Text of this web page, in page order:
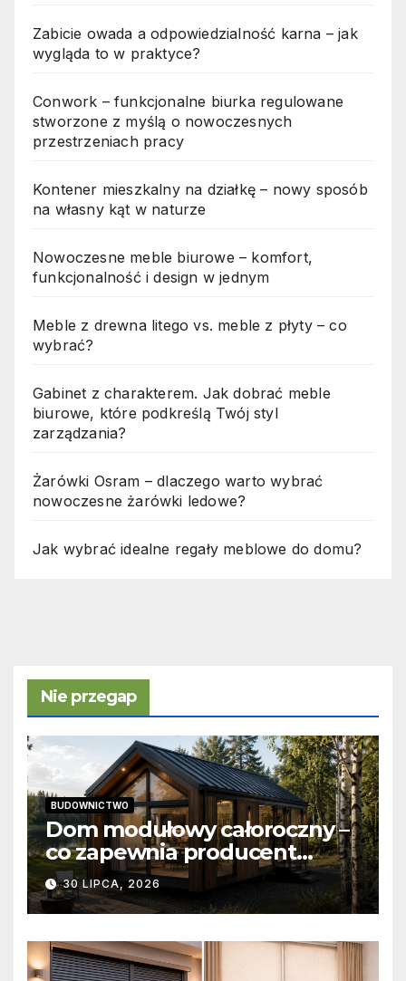
Zabicie owada a odpowiedzialność karna – jak
wygląda to w praktyce?
Conwork – funkcjonalne biurka regulowane
stworzone z myślą o nowoczesnych
przestrzeniach pracy
Kontener mieszkalny na działkę – nowy sposób
na własny kąt w naturze
Nowoczesne meble biurowe – komfort,
funkcjonalność i design w jednym
Meble z drewna litego vs. meble z płyty – co
wybrać?
Gabinet z charakterem. Jak dobrać meble
biurowe, które podkreślą Twój styl
zarządzania?
Żarówki Osram – dlaczego warto wybrać
nowoczesne żarówki ledowe?
Jak wybrać idealne regały meblowe do domu?
Nie przegap
BUDOWNICTWO
Dom modułowy całoroczny –
co zapewnia producent
domów modułowych?
30 LIPCA, 2026